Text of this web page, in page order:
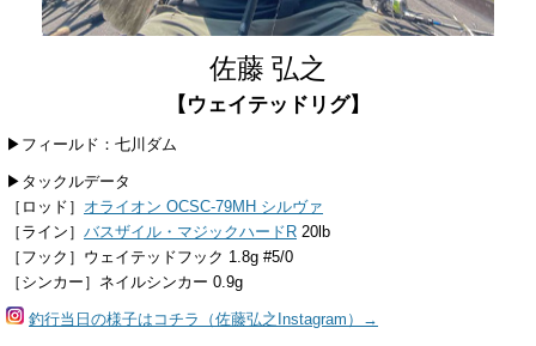
佐藤 弘之
【ウェイテッドリグ】
▶フィールド：七川ダム
▶タックルデータ
［ロッド］ オライオン OCSC-79MH シルヴァ
［ライン］ バスザイル・マジックハードR 20lb
［フック］ウェイテッドフック 1.8g #5/0
［シンカー］ネイルシンカー 0.9g
釣行当日の様子はコチラ（佐藤弘之Instagram）→